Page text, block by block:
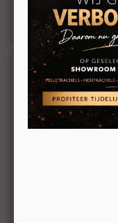
BEKIJKEN